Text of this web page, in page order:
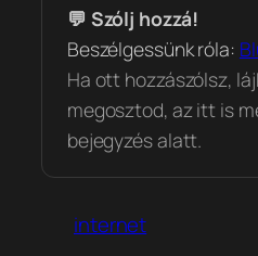
💬 Szólj hozzá!
Beszélgessünk róla:
Ha ott hozzászólsz,
megosztod, az itt is
bejegyzés alatt.
internet